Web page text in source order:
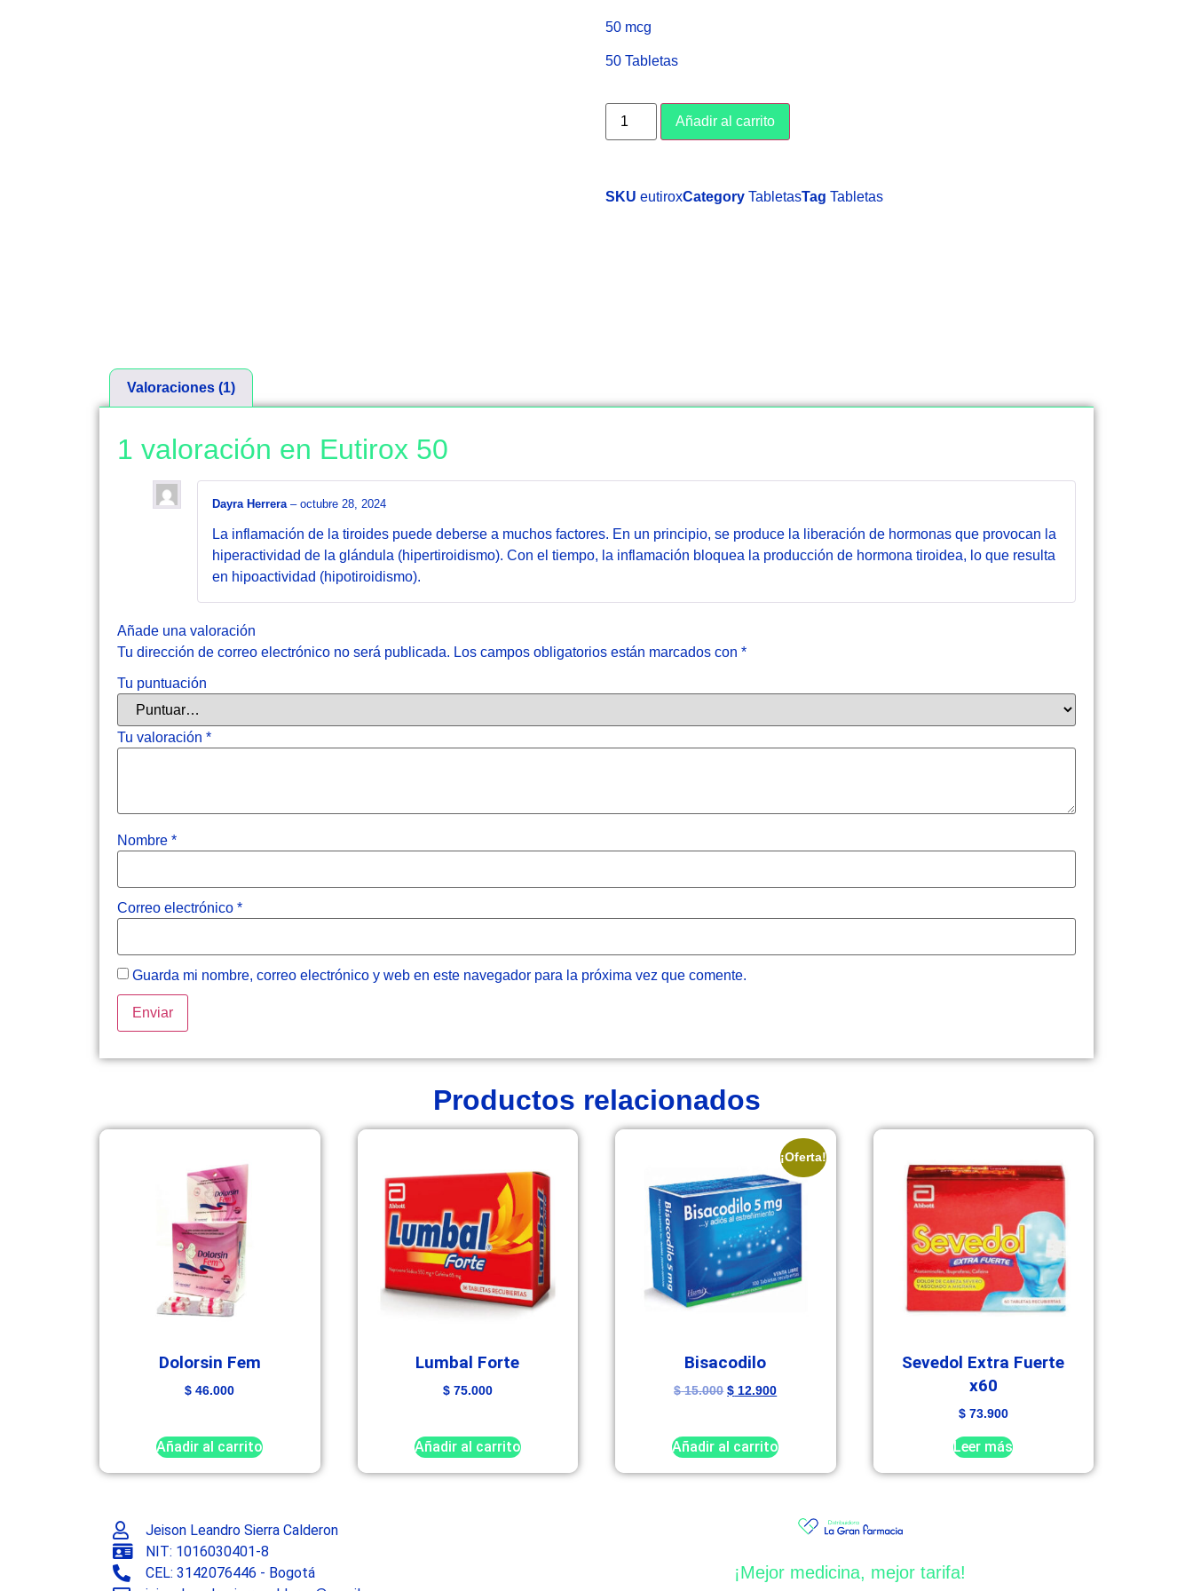
50 mcg
50 Tabletas
Añadir al carrito
SKU eutiroxCategory TabletasTag Tabletas
Valoraciones (1)
1 valoración en Eutirox 50
Dayra Herrera – octubre 28, 2024
La inflamación de la tiroides puede deberse a muchos factores. En un principio, se produce la liberación de hormonas que provocan la
hiperactividad de la glándula (hipertiroidismo). Con el tiempo, la inflamación bloquea la producción de hormona tiroidea, lo que resulta
en hipoactividad (hipotiroidismo).
Añade una valoración
Tu dirección de correo electrónico no será publicada. Los campos obligatorios están marcados con *
Tu puntuación
Tu valoración *
Nombre *
Correo electrónico *
Guarda mi nombre, correo electrónico y web en este navegador para la próxima vez que comente.
Productos relacionados
Dolorsin Fem
$ 46.000
Añadir al carrito
Lumbal Forte
$75.000
Añadir al carrito
¡Oferta!
Bisacodilo
$15.000 $ 12.900
Añadir al carrito
Sevedol Extra Fuerte
x60
$73.900
Leer más
Jeison Leandro Sierra Calderon
NIT: 1016030401-8
CEL: 3142076446 - Bogotá
¡Mejor medicina, mejor tarifa!